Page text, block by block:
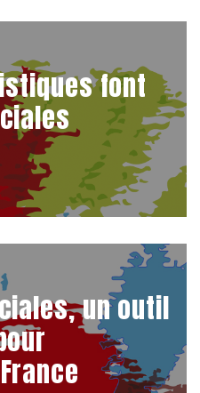
font
un outil